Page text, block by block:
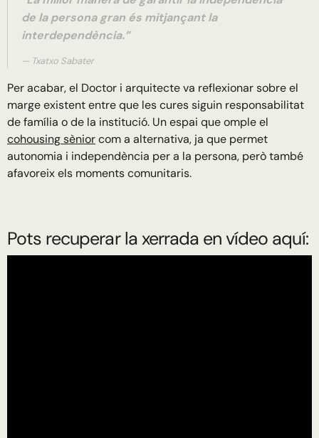
de la persona gran és mitjançant la
interdependència.”
Txatxo Sabater
Per acabar, el Doctor i arquitecte va reflexionar sobre el
marge existent entre que les cures siguin responsabilitat
de família o de la institució. Un espai que omple el
cohousing sèniorcom a alternativa, ja que permet
autonomia i independència per a la persona, però també
afavoreix els moments comunitaris.
Pots recuperar la xerrada en vídeo aquí: